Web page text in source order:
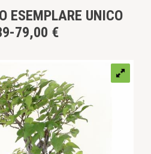
ESEMPLARE UNICO
79,00 €